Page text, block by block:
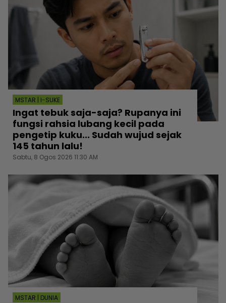
MSTAR | I-SUKE
Ingat tebuk saja-saja? Rupanya ini
fungsi rahsia lubang kecil pada
pengetip kuku... Sudah wujud sejak
145 tahun lalu!
Sabtu, 8 Ogos 2026 11:30 AM
MSTAR | DUNIA